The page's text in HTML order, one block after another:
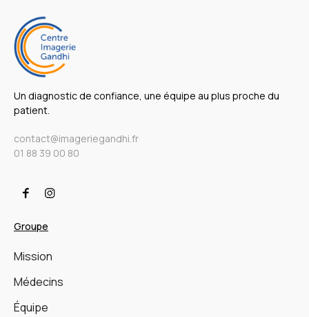
Un diagnostic de confiance, une équipe au plus proche du
patient.
contact@imageriegandhi.fr
01 88 39 00 80
Groupe
Mission
Médecins
Équipe